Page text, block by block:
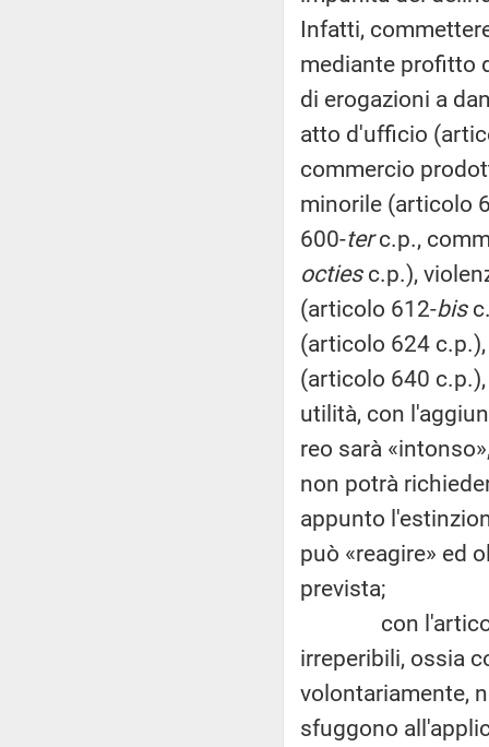
Infatti,
mediante profitto
di erogazioni a
atto d'ufficio
commercio
minorile (articolo
600-terc.p.,
octiesc.p.),
(articolo 612-bis
(articolo 624
(articolo 640
utilità, con
reo sarà
non potrà
appunto
può «reagire» ed
prevista;
con l'articolo
irreperibili, ossia
volontariamente,
sfuggono